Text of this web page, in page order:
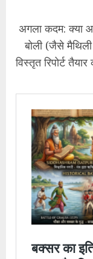
अगला कदम: क्या
बोली (जैसे
विस्तृत रिपोर्ट